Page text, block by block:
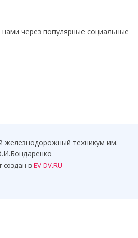
через популярные социальные
железнодорожный техникум им.
создан в EV-DV.RU